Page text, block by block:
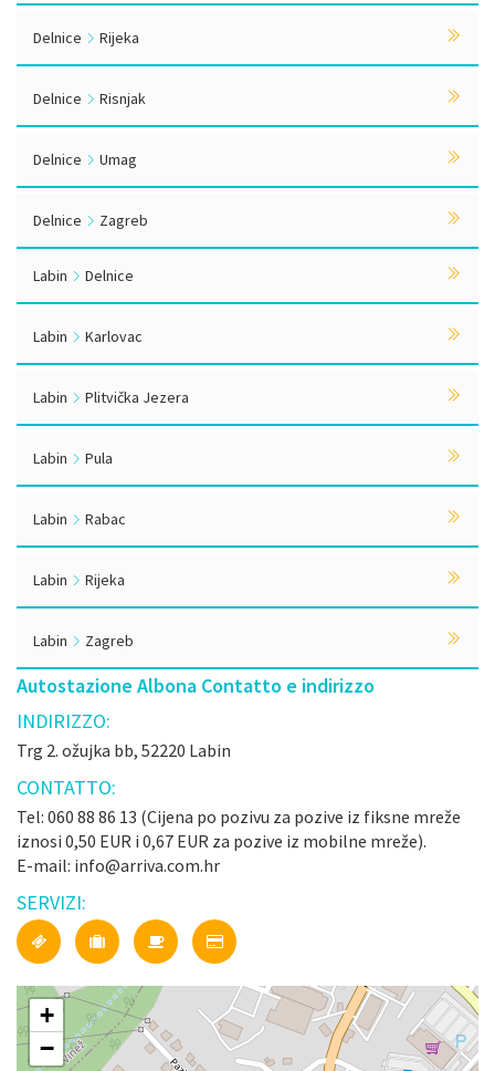
Delnice Rijeka
Delnice Risnjak
Delnice Umag
Delnice Zagreb
Labin Delnice
Labin Karlovac
Labin Plitvička Jezera
Labin Pula
Labin Rabac
Labin Rijeka
Labin Zagreb
Autostazione Albona Contatto e indirizzo
INDIRIZZO:
Trg 2. ožujka bb, 52220 Labin
CONTATTO:
Tel: 060 88 86 13 (Cijena po pozivu za pozive iz fiksne mreže
iznosi 0,50 EUR i 0,67 EUR za pozive iz mobilne mreže).
E-mail: info@arriva.com.hr
SERVIZI:
+
−